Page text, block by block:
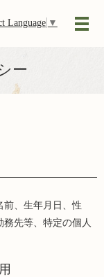
Language ▼
メ
ー
前、生年月日、性
先等、特定の個人